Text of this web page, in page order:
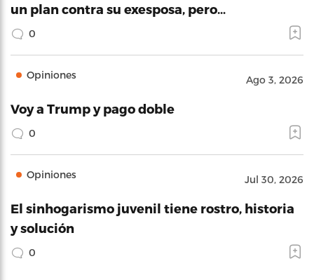
un plan contra su exesposa, pero…
0
Opiniones Ago 3, 2026
Voy a Trump y pago doble
0
Opiniones Jul 30, 2026
El sinhogarismo juvenil tiene rostro, historia
y solución
0